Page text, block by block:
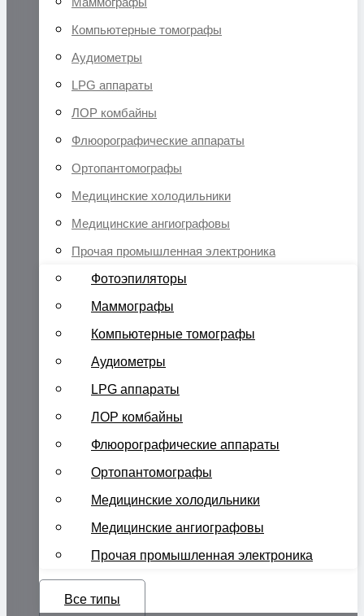
Компьютерные томографы
Аудиометры
LPG аппараты
ЛОР комбайны
Флюорографические аппараты
Ортопантомографы
Медицинские холодильники
Медицинские ангиографовы
Прочая промышленная электроника
Фотоэпиляторы
Маммографы
Компьютерные томографы
Аудиометры
LPG аппараты
ЛОР комбайны
Флюорографические аппараты
Ортопантомографы
Медицинские холодильники
Медицинские ангиографовы
Прочая промышленная электроника
Все типы